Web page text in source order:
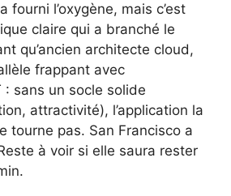
a fourni l’oxygène, mais c’est
claire qui a branché le
qu’ancien architecte cloud,
frappant avec
: sans un socle solide
attractivité), l’application la
tourne pas. San Francisco a
à voir si elle saura rester